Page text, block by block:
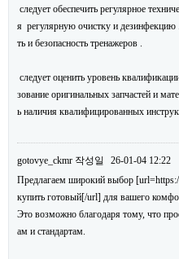
следует обеспечить регулярное
я регулярную очистку и дезинфекцию
ть и безопасность тренажеров .
следует оценить уровень
зование оригинальных запчастей и
ь наличия квалифицированных
gotovye_ckmr 작성일
26-01-04 12:22
Предлагаем широкий выбор
купить готовый[/url] для вашего
Это возможно благодаря тому, что
ам и стандартам.